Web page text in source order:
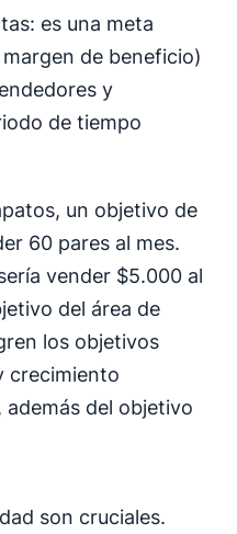
es una meta
de beneficio)
y
de tiempo
un objetivo de
60 pares al mes.
vender $5.000 al
del área de
los objetivos
crecimiento
del objetivo
son cruciales.